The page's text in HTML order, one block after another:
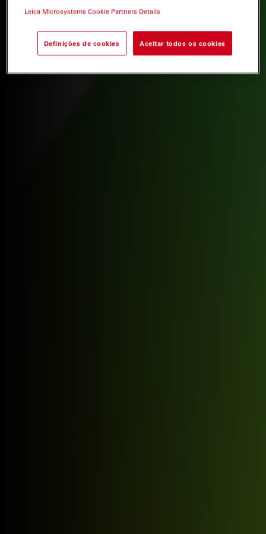
Leica Microsystems Cookie Partners Details
Definições de cookies Aceitar todos os cookies